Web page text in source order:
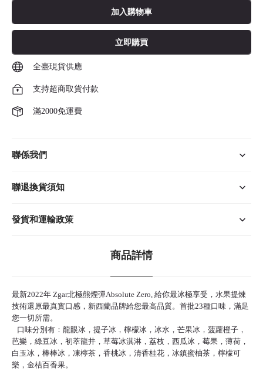
加入購物車
立即購買
全臺現貨供應
支持超商取貨付款
滿2000免運費
聯係我們
聯退換貨須知
發貨和運輸政策
商品詳情
最新2022年 Zgar北極熊煙彈Absolute Zero, 給你最冰極享受，水果提煉
技術還原最真實口感，新西蘭品牌給您最高品質。首批23種口味，滿足
您一切所需。
口味分別有：龍眼冰，提子冰，檸檬冰，冰水，芒果冰，菠蘿橙子，
芭樂，綠豆冰，初萃龍井，草莓冰淇淋，荔枝，西瓜冰，莓果，薄荷，
白玉冰，棒棒冰，凍檸茶，香桃冰，清香桂花，冰鎮蜜柚茶，檸檬可
樂，金桔百香果。